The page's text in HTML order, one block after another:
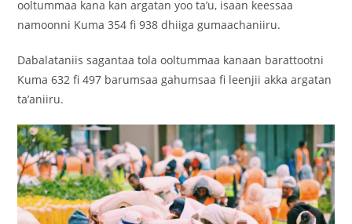
ooltummaa kana kan argatan yoo ta’u, isaan keessaa
namoonni Kuma 354 fi 938 dhiiga gumaachaniiru.
Dabalataniis sagantaa tola ooltummaa kanaan barattootni
Kuma 632 fi 497 barumsaa gahumsaa fi leenjii akka argatan
ta’aniiru.